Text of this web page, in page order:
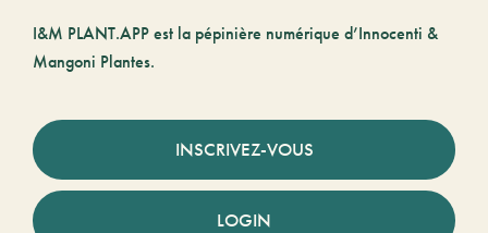
I&M PLANT.APP est la pépinière numérique d’Innocenti &
Mangoni Plantes.
INSCRIVEZ-VOUS
LOGIN